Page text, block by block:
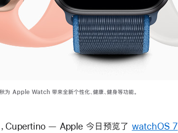
Apple Watch 带来全新个性化、健康、健身等功能。
Cupertino — Apple 今日预览了 watchOS 7